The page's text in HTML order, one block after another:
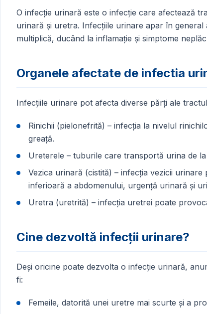
O infecție urinară este o infecție care afectează
urinară și uretra. Infecțiile urinare apar în
multiplică, ducând la inflamație și simptome
Organele afectate de infectia
Infecțiile urinare pot afecta diverse părți ale
Rinichii (pielonefrită) – infecția la nivelul
greață.
Ureterele – tuburile care transportă urina de
Vezica urinară (cistită) – infecția vezicii
inferioară a abdomenului, urgență urinară și
Uretra (uretrită) – infecția uretrei poate
Cine dezvoltă infecții urinare?
Deși oricine poate dezvolta o infecție urinară,
fi:
Femeile, datorită unei uretre mai scurte și a